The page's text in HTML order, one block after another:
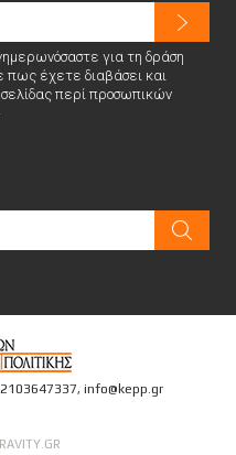
για τη δράση
έχετε διαβάσει και
περί προσωπικών
2103647337, info@kepp.gr